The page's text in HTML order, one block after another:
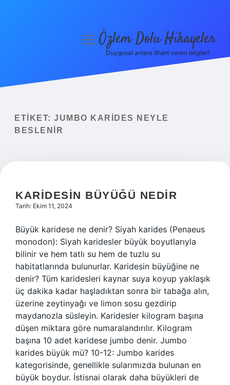
Yasal Uyarı
menüyüÖzlem Dolu Hikayeler
Duygusal anlara ilham veren bilgiler!
ETIKET: JUMBO KARIDES NEYLE
BESLENIR
KARIDESIN BÜYÜĞÜ NEDIR
Tarih: Ekim 11, 2024
Büyük karidese ne denir? Siyah karides (Penaeus
monodon): Siyah karidesler büyük boyutlarıyla
bilinir ve hem tatlı su hem de tuzlu su
habitatlarında bulunurlar. Karidesin büyüğine ne
denir? Tüm karidesleri kaynar suya koyup yaklaşık
üç dakika kadar haşladıktan sonra bir tabağa alın,
üzerine zeytinyağı ve limon sosu gezdirip
maydanozla süsleyin. Karidesler kilogram başına
düşen miktara göre numaralandırılır. Kilogram
başına 10 adet karidese jumbo denir. Jumbo
karides büyük mü? 10-12: Jumbo karides
kategorisinde, genellikle sularımızda bulunan en
büyük boydur. İstisnai olarak daha büyükleri de